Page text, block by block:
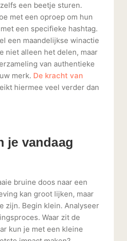
een beetje sturen.
met een oproep om hun
een specifieke hashtag.
een maandelijkse winactie
niet alleen het delen, maar
van authentieke
merk. De kracht van
hiermee veel verder dan
je vandaag
bruine doos naar een
kan groot lijken, maar
zijn. Begin klein. Analyseer
Waar zit de
kun je met een kleine